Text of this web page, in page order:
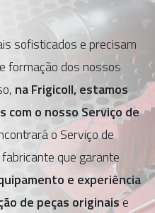
sofisticados e precisam
formação dos nossos
na Frigicoll, estamos
o nosso Serviço de
o Serviço de
que garante
e experiência
de peças originaise